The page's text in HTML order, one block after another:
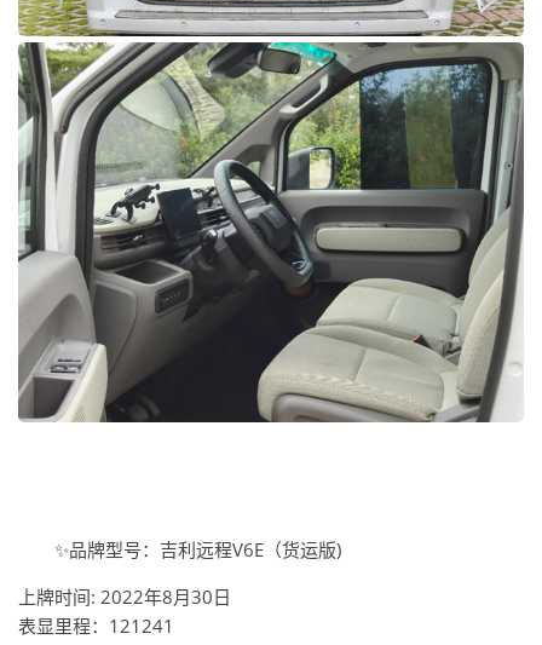
✨品牌型号：吉利远程V6E（货运版)
上牌时间: 2022年8月30日
表显里程：121241